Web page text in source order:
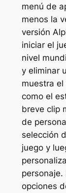
menú de
menos la
versión
iniciar el
nivel
y eliminar
muestra
como el
breve clip
de
selección
juego y
personaje.
opciones